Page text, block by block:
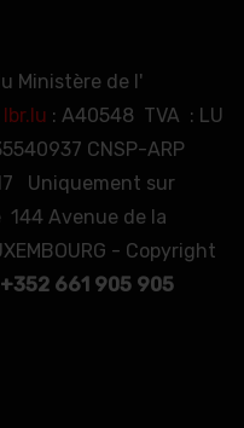
Ministère de l'
lbr.lu : A40548 TVA : LU
CNSP-ARP
Uniquement sur
Avenue de la
- Copyright
+352 661 905 905